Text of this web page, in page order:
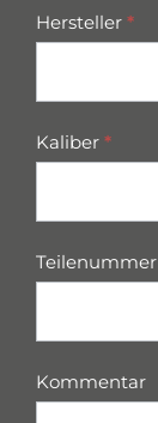
Hersteller *
Kaliber *
Teilenummer
Kommentar